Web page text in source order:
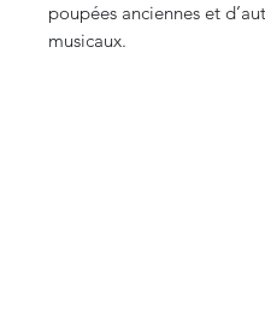
poupées anciennes et
musicaux.